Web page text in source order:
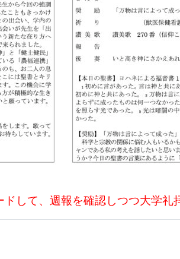
ドして、週報を確認しつつ大学礼